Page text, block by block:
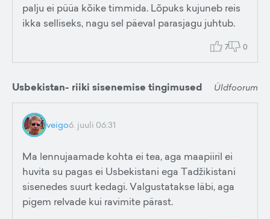
palju ei püüa kõike timmida. Lõpuks kujuneb reis
ikka selliseks, nagu sel päeval parasjagu juhtub.
7 0
Usbekistan- riiki sisenemise tingimused Üldfoorum
veigo6. juuli 06:31
Ma lennujaamade kohta ei tea, aga maapiiril ei
huvita su pagas ei Usbekistani ega Tadžikistani
sisenedes suurt kedagi. Valgustatakse läbi, aga
pigem relvade kui ravimite pärast.